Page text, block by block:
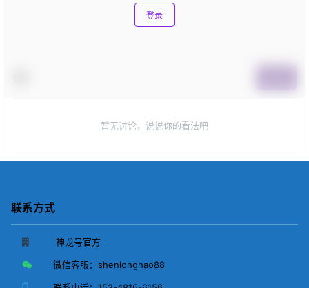
登录
暂无讨论，说说你的看法吧
联系方式
神龙号官方
微信客服： shenlonghao88